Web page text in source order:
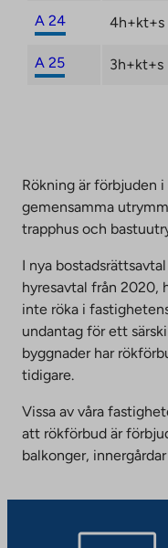
A 24 4h+kt+s
A 25 3h+kt+s
Rökning är förbjuden
gemensamma
trapphus och
I nya
hyresavtal från 2020,
inte röka i
undantag för ett
byggnader har
tidigare.
Vissa av våra
att rökförbud är
balkonger,